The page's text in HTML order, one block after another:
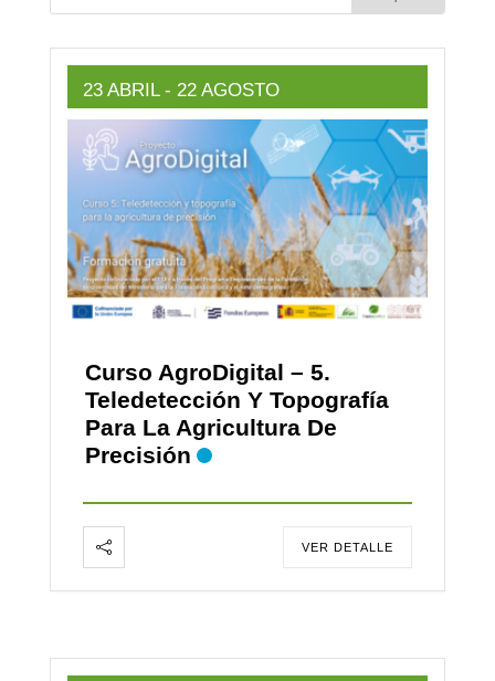
23 ABRIL- 22 AGOSTO
Curso AgroDigital – 5.
Teledetección Y Topografía
Para La Agricultura De
Precisión
VER DETALLE